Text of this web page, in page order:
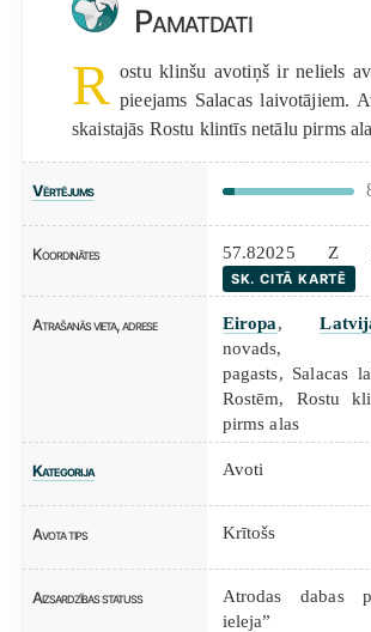
Pamatdati
R ostu klinšu avotiņš ir neliels
pieejams Salacas laivotājiem.
skaistajās Rostu klintīs netālu pirms
Vērtējums
Koordinātes 57.82025 Z
SK. CITĀ KARTĒ
Atrašanās vieta, adrese Eiropa,
novads,
pagasts, Salacas
Rostēm, Rostu
pirms alas
Kategorija Avoti
Avota tips Krītošs
Aizsardzības statuss
Atrodas dabas
ieleja”